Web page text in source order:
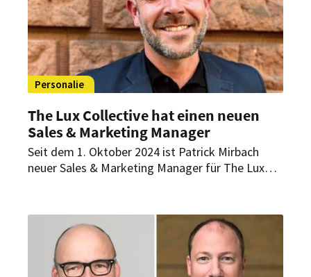
Personalie
The Lux Collective hat einen neuen
Sales & Marketing Manager
Seit dem 1. Oktober 2024 ist Patrick Mirbach
neuer Sales & Marketing Manager für The Lux
Osteuropa und das Baltikum.